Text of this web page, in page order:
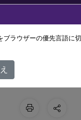
and Desktops 7 2311
ト システム
ン マネージ
ブラウザーの優先言語に